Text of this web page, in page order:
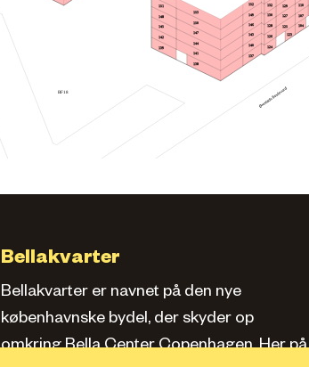
BF18
151
148
145
142
139
153
150
147
144
141
138
152
149
146
143
140
137
132
130
128
126
124
129
127
125
123
110
107
104
Bellakvarter
Bellakvarter er navnet på den nye
københavnske bydel, der skyder op
omkring Bella Center Copenhagen. Her på